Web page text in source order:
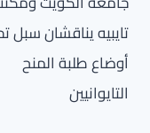
تايبيه يناقشان سبل
أوضاع طلبة المنح
التايوانيين